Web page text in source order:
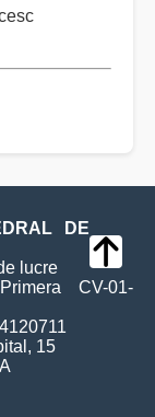
DE
lucre
CV-01-
15